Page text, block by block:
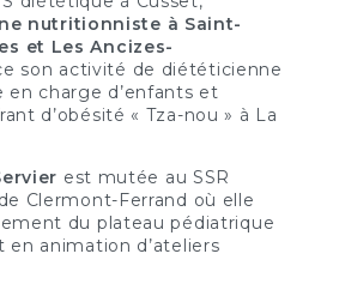
nutritionniste à Saint-
et Les Ancizes-
son activité de diététicienne
en charge d’enfants et
d’obésité « Tza-nou » à La
est mutée au SSR
Clermont-Ferrand où elle
du plateau pédiatrique
animation d’ateliers